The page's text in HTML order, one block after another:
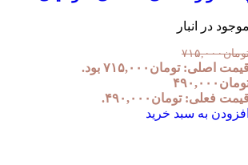
در انبار
۷۱۵,۰۰۰
اصلی: تومان۷۱۵,۰۰۰ بود.
۴۹۰,۰۰۰
فعلی: تومان۴۹۰,۰۰۰.
به سبد خرید